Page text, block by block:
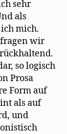
sehr
als
mich.
fragen wir
so logisch
Prosa
Form auf
als auf
und